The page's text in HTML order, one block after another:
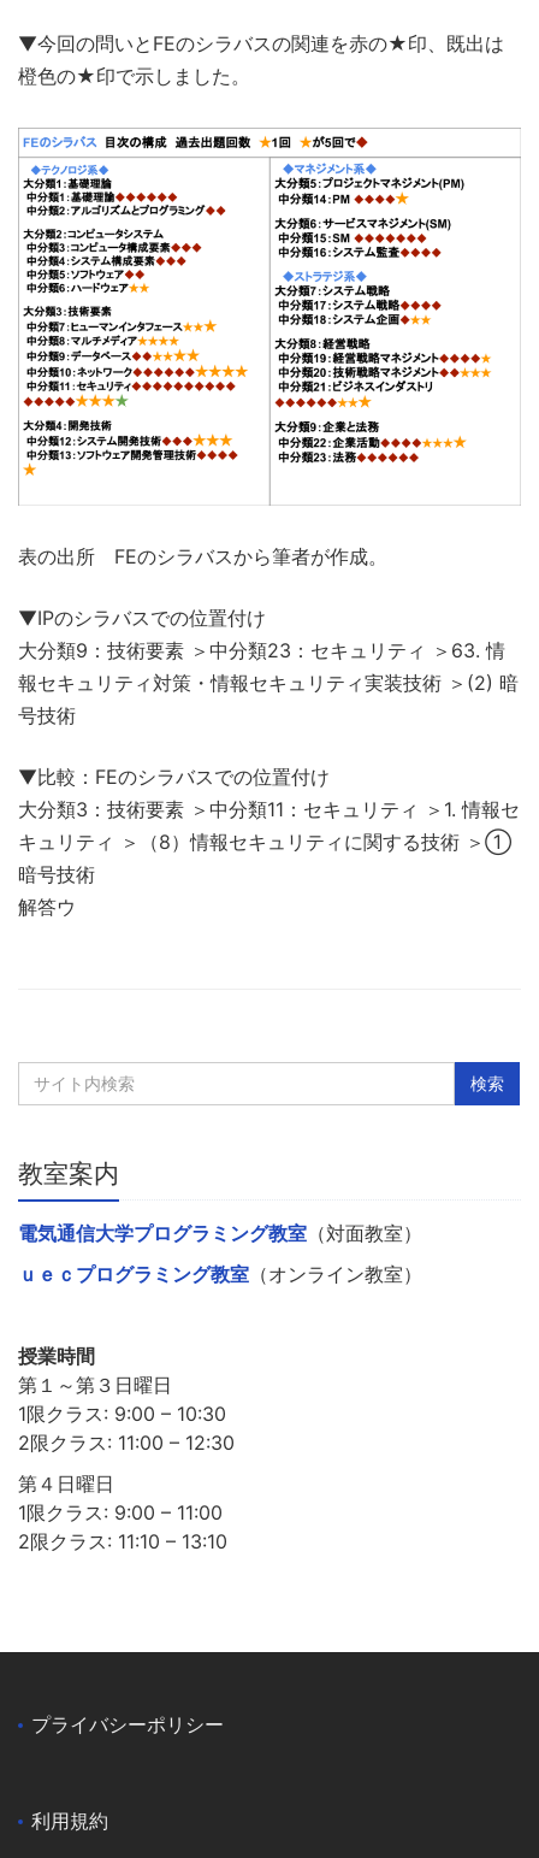
▼今回の問いとFEのシラバスの関連を赤の★印、既出は
橙色の★印で示しました。
表の出所 FEのシラバスから筆者が作成。
▼IPのシラバスでの位置付け
大分類9：技術要素 ＞中分類23：セキュリティ ＞63. 情
報セキュリティ対策・情報セキュリティ実装技術 ＞(2) 暗
号技術
▼比較：FEのシラバスでの位置付け
大分類3：技術要素 ＞中分類11：セキュリティ ＞1. 情報セ
キュリティ ＞（8）情報セキュリティに関する技術 ＞①
暗号技術
解答ウ
教室案内
電気通信大学プログラミング教室 （対面教室）
ｕｅｃプログラミング教室 （オンライン教室）
授業時間
第１～第３日曜日
1限クラス: 9:00 – 10:30
2限クラス: 11:00 – 12:30
第４日曜日
1限クラス: 9:00 – 11:00
2限クラス: 11:10 – 13:10
プライバシーポリシー
利用規約